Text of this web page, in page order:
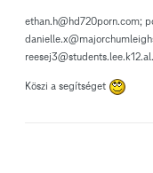
ethan.h@hd720porn.com;
Köszi a segítséget